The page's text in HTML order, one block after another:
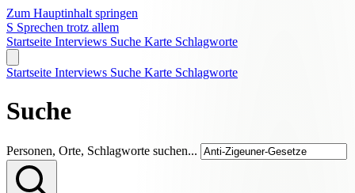
Zum Hauptinhalt springen
S Sprechen trotz allem
Startseite Interviews Suche Karte Schlagworte
Startseite Interviews Suche Karte Schlagworte
Suche
Personen, Orte, Schlagworte suchen...